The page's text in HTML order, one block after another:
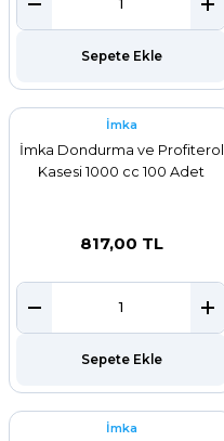
Sepete Ekle
İmka
İmka Dondurma ve Profiterol
Kasesi 1000 cc 100 Adet
817,00 TL
Sepete Ekle
İmka